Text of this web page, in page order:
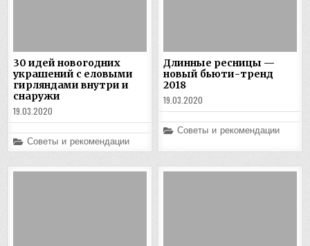
30 идей новогодних
украшений с еловыми
гирляндами внутри и
снаружи
19.03.2020
Posted
in
Советы и рекомендации
Длинные ресницы —
новый бьюти-тренд
2018
19.03.2020
Posted
Советы и рекомендации